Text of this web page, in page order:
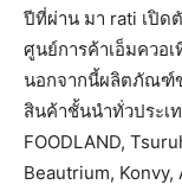
ปีที่ผ่าน มา rati เปิด
ศูนย์การค้าเอ็มควอ
นอกจากนี้ผลิตภัณฑ์ข
สินค้าชั้นนำทั่วประเ
FOODLAND,
Beautrium,